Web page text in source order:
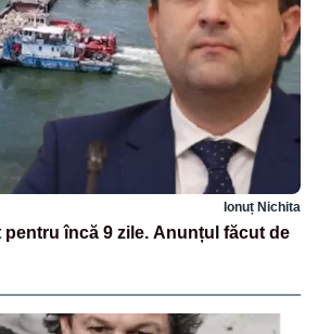
Ionuț Nichita
pentru încă 9 zile. Anunțul făcut de